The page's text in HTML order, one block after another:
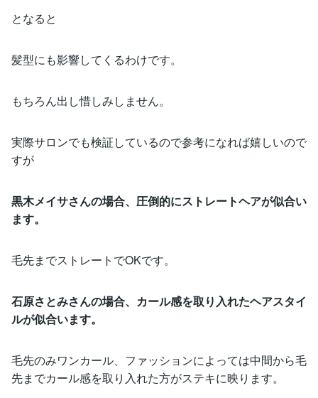
となると
髪型にも影響してくるわけです。
もちろん出し惜しみしません。
実際サロンでも検証しているので参考になれば嬉しいので
すが
黒木メイサさんの場合、圧倒的にストレートヘアが似合い
ます。
毛先までストレートでOKです。
石原さとみさんの場合、カール感を取り入れたヘアスタイ
ルが似合います。
毛先のみワンカール、ファッションによっては中間から毛
先までカール感を取り入れた方がステキに映ります。